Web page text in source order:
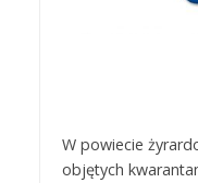
W powiecie
objętych